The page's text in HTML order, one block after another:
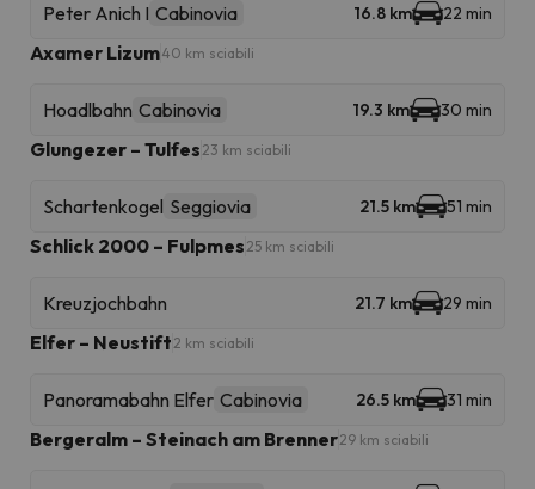
Peter Anich I Cabinovia 16.8 km 22 min
Axamer Lizum40 km sciabili
Hoadlbahn Cabinovia 19.3 km 30 min
Glungezer – Tulfes 23 km sciabili
Schartenkogel Seggiovia 21.5 km 51 min
Schlick 2000 – Fulpmes 25 km sciabili
Kreuzjochbahn 21.7 km 29 min
Elfer – Neustift 2 km sciabili
Panoramabahn Elfer Cabinovia 26.5 km 31 min
Bergeralm – Steinach am Brenner29 km sciabili